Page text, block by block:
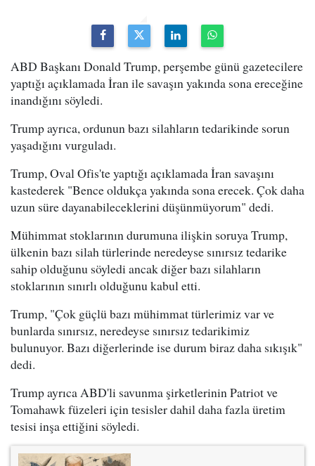
ABD Başkanı Donald Trump, perşembe günü gazetecilere
yaptığı açıklamada İran ile savaşın yakında sona ereceğine
inandığını söyledi.
Trump ayrıca, ordunun bazı silahların tedarikinde sorun
yaşadığını vurguladı.
Trump, Oval Ofis'te yaptığı açıklamada İran savaşını
kastederek "Bence oldukça yakında sona erecek. Çok daha
uzun süre dayanabileceklerini düşünmüyorum" dedi.
Mühimmat stoklarının durumuna ilişkin soruya Trump,
ülkenin bazı silah türlerinde neredeyse sınırsız tedarike
sahip olduğunu söyledi ancak diğer bazı silahların
stoklarının sınırlı olduğunu kabul etti.
Trump, "Çok güçlü bazı mühimmat türlerimiz var ve
bunlarda sınırsız, neredeyse sınırsız tedarikimiz
bulunuyor. Bazı diğerlerinde ise durum biraz daha sıkışık"
dedi.
Trump ayrıca ABD'li savunma şirketlerinin Patriot ve
Tomahawk füzeleri için tesisler dahil daha fazla üretim
tesisi inşa ettiğini söyledi.